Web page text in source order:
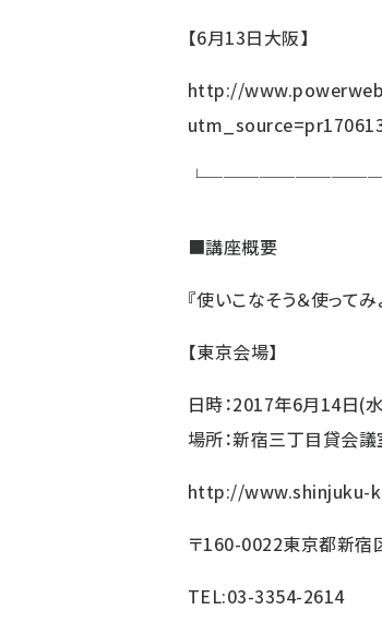
【6月13日大阪】
http://
■講座概要
『使いこなそう＆使って
【東京会場】
日時：2017年6月14日(
場所：新宿三丁目貸会
http://www.shinjuku-
〒160-0022東京都新
TEL:03-3354-2614